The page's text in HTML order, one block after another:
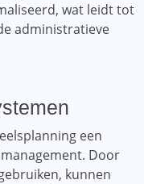
wat leidt tot
administratieve
een
Door
kunnen